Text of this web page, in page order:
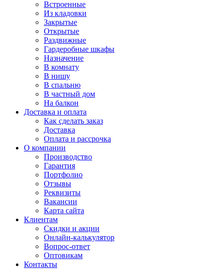
Встроенные
Из кладовки
Закрытые
Открытые
Раздвижные
Гардеробные шкафы
Назначение
В комнату
В нишу
В спальню
В частный дом
На балкон
Доставка и оплата
Как сделать заказ
Доставка
Оплата и рассрочка
О компании
Производство
Гарантия
Портфолио
Отзывы
Реквизиты
Вакансии
Карта сайта
Клиентам
Скидки и акции
Онлайн-калькулятор
Вопрос-ответ
Оптовикам
Контакты